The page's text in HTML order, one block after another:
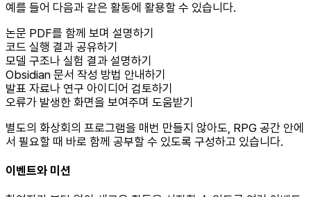
예를 들어 다음과 같은 활동에 활용할 수 있습니다.
논문 PDF를 함께 보며 설명하기
코드 실행 결과 공유하기
모델 구조나 실험 결과 설명하기
Obsidian 문서 작성 방법 안내하기
발표 자료나 연구 아이디어 검토하기
오류가 발생한 화면을 보여주며 도움받기
별도의 화상회의 프로그램을 매번 만들지 않아도, RPG 공간 안에
서 필요할 때 바로 함께 공부할 수 있도록 구성하고 있습니다.
이벤트와 미션